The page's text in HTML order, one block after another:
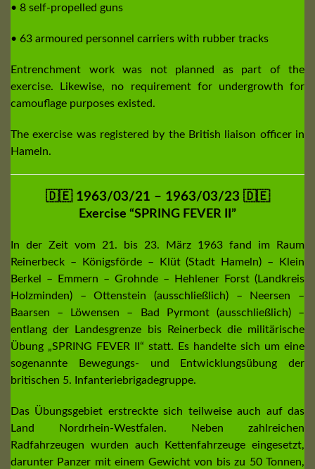
• 8 self-propelled guns
• 63 armoured personnel carriers with rubber tracks
Entrenchment work was not planned as part of the
exercise. Likewise, no requirement for undergrowth for
camouflage purposes existed.
The exercise was registered by the British liaison officer in
Hameln.
🇩🇪 1963/03/21 – 1963/03/23 🇩🇪
Exercise “SPRING FEVER II”
In der Zeit vom 21. bis 23. März 1963 fand im Raum
Reinerbeck – Königsförde – Klüt (Stadt Hameln) – Klein
Berkel – Emmern – Grohnde – Hehlener Forst (Landkreis
Holzminden) – Ottenstein (ausschließlich) – Neersen –
Baarsen – Löwensen – Bad Pyrmont (ausschließlich) –
entlang der Landesgrenze bis Reinerbeck die militärische
Übung „SPRING FEVER II“ statt. Es handelte sich um eine
sogenannte Bewegungs- und Entwicklungsübung der
britischen 5. Infanteriebrigadegruppe.
Das Übungsgebiet erstreckte sich teilweise auch auf das
Land Nordrhein-Westfalen. Neben zahlreichen
Radfahrzeugen wurden auch Kettenfahrzeuge eingesetzt,
darunter Panzer mit einem Gewicht von bis zu 50 Tonnen,